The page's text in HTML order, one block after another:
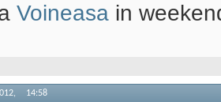
Voineasa in
14:58